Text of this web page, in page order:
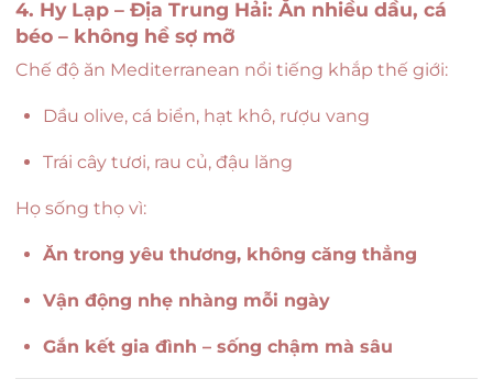
4. Hy Lạp – Địa Trung Hải: Ăn nhiều dầu, cá
béo – không hề sợ mỡ
Chế độ ăn Mediterranean nổi tiếng khắp thế giới:
Dầu olive, cá biển, hạt khô, rượu vang
Trái cây tươi, rau củ, đậu lăng
Họ sống thọ vì:
Ăn trong yêu thương, không căng thẳng
Vận động nhẹ nhàng mỗi ngày
Gắn kết gia đình – sống chậm mà sâu